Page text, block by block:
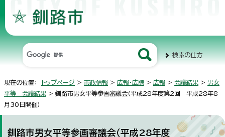
検索の仕方
現在の位置： トップページ > 市政情報 > 広報・広聴 > 広報 > 会議結果 > 男女
平等 会議結果 > 釧路市男女平等参画審議会（平成28年度第2回 平成28年8
月30日開催）
釧路市男女平等参画審議会（平成28年度